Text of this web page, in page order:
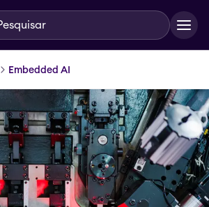
Embedded AI